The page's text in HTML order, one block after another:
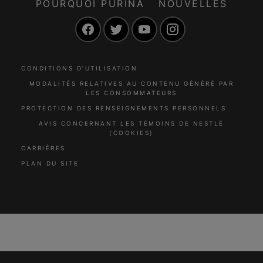
POURQUOI PURINA
NOUVELLES
FacebookTwitter YouTube
CONDITIONS D’UTILISATION
MODALITÉS RELATIVES AU CONTENU GÉNÉRÉ PAR
LES CONSOMMATEURS
PROTECTION DES RENSEIGNEMENTS PERSONNELS
AVIS CONCERNANT LES TÉMOINS DE NESTLÉ
(COOKIES)
CARRIÈRES
PLAN DU SITE